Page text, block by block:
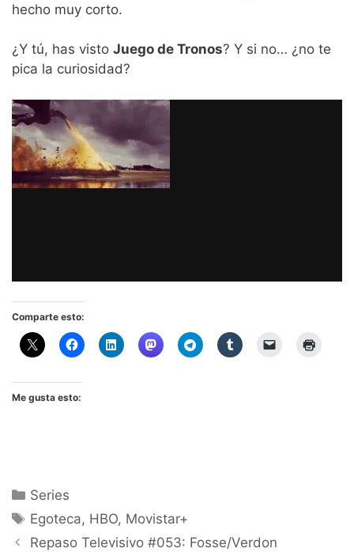
hecho muy corto.
¿Y tú, has visto Juego de Tronos? Y si no… ¿no te
pica la curiosidad?
Comparte esto:
Me gusta esto:
Categorías
Series
Etiquetas
Egoteca, HBO, Movistar+
Repaso Televisivo #053: Fosse/Verdon